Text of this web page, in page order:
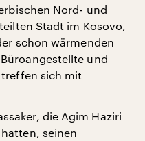
Nord- und
Stadt im Kosovo,
schon wärmenden
und
treffen sich mit
die Agim Haziri
seinen